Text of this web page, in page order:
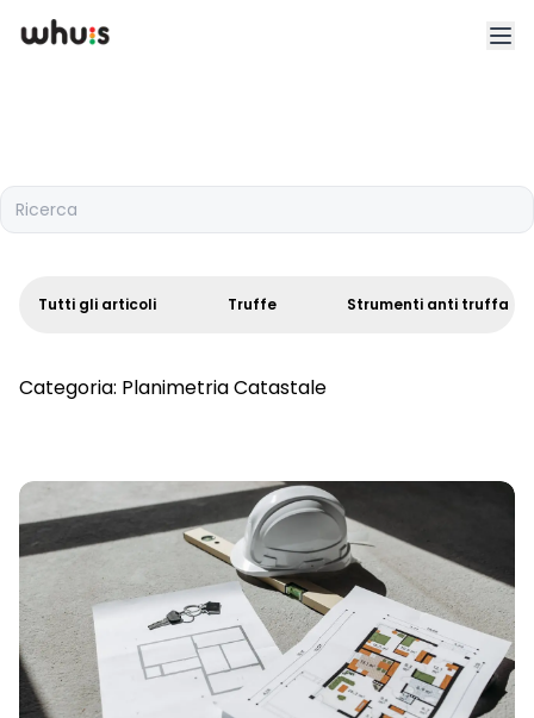
Clienti
Whuis per lo sport
Accedi Registrati
Ricerca
Tutti gli articoli Truffe Strumenti anti truffa
Categoria: Planimetria Catastale